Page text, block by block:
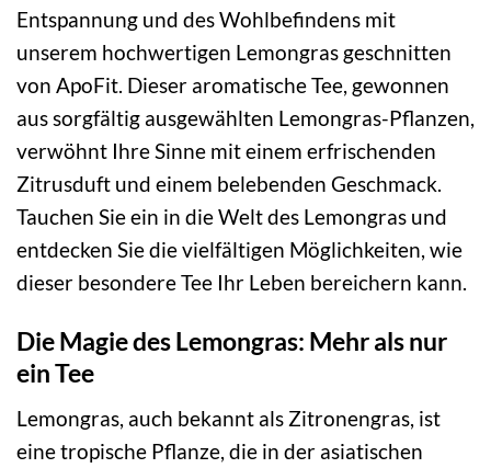
Entspannung und des Wohlbefindens mit
unserem hochwertigen Lemongras geschnitten
von ApoFit. Dieser aromatische Tee, gewonnen
aus sorgfältig ausgewählten Lemongras-Pflanzen,
verwöhnt Ihre Sinne mit einem erfrischenden
Zitrusduft und einem belebenden Geschmack.
Tauchen Sie ein in die Welt des Lemongras und
entdecken Sie die vielfältigen Möglichkeiten, wie
dieser besondere Tee Ihr Leben bereichern kann.
Die Magie des Lemongras: Mehr als nur
ein Tee
Lemongras, auch bekannt als Zitronengras, ist
eine tropische Pflanze, die in der asiatischen